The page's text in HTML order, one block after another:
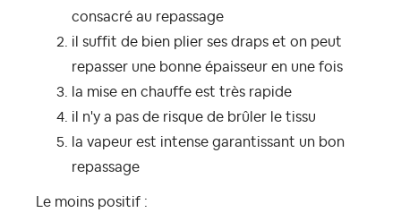
consacré au repassage
il suffit de bien plier ses draps et on peut
repasser une bonne épaisseur en une fois
la mise en chauffe est très rapide
il n'y a pas de risque de brûler le tissu
la vapeur est intense garantissant un bon
repassage
Le moins positif :